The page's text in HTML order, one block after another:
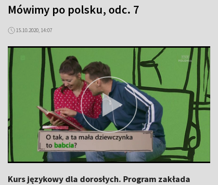
Mówimy po polsku, odc. 7
15.10.2020, 14:07
Kurs językowy dla dorosłych. Program zakłada